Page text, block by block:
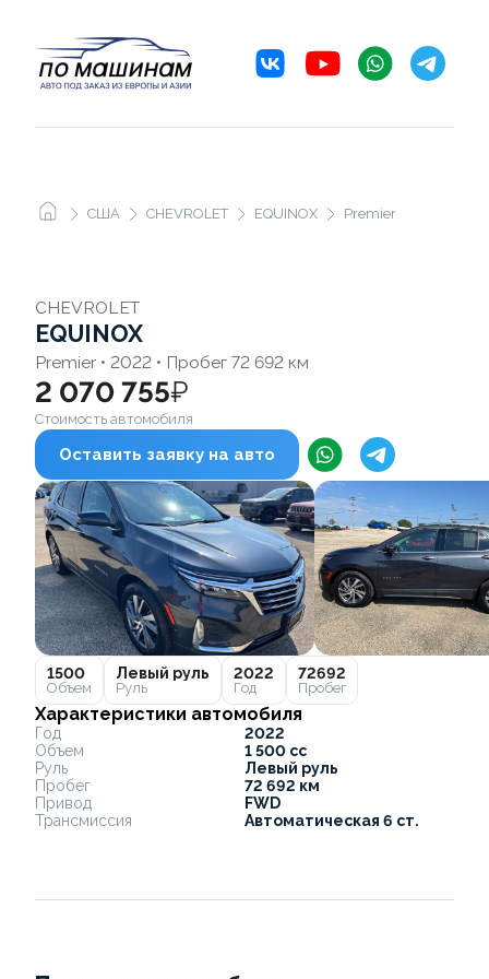
США CHEVROLET EQUINOX Premier
CHEVROLET
EQUINOX
Premier • 2022 • Пробег 72 692 км
2 070 755₽
Стоимость автомобиля
Оставить заявку на авто
1500
Объем
Левый руль
Руль
2022
Год
72692
Пробег
Характеристики автомобиля
Год
2022
Объем
1 500 cc
Руль
Левый руль
Пробег
72 692 км
Привод
FWD
Трансмиссия
Автоматическая 6 ст.